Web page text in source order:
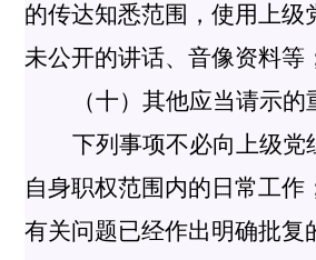
的传达知悉范围，使用上级
未公开的讲话、音像资料等
（十）其他应当请示的
下列事项不必向上级党
自身职权范围内的日常工作
有关问题已经作出明确批复